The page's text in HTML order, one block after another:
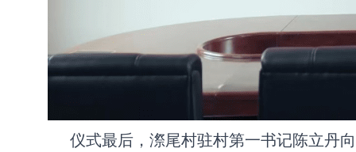
仪式最后，漈尾村驻村第一书记陈立丹